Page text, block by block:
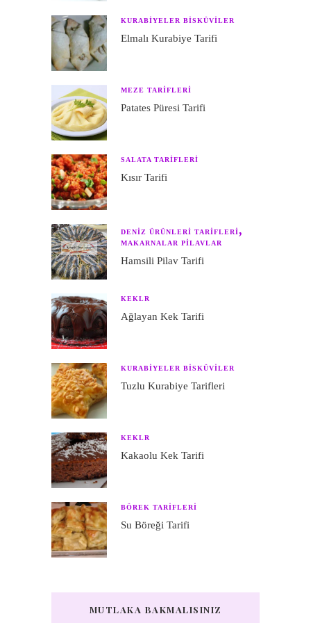
KURABIYELER BISKÜVILER
Elmalı Kurabiye Tarifi
MEZE TARIFLERI
Patates Püresi Tarifi
SALATA TARIFLERI
Kısır Tarifi
DENIZ ÜRÜNLERI TARIFLERI
MAKARNALAR PILAVLAR
Hamsili Pilav Tarifi
KEKLR
Ağlayan Kek Tarifi
KURABIYELER BISKÜVILER
Tuzlu Kurabiye Tarifleri
KEKLR
Kakaolu Kek Tarifi
BÖREK TARIFLERI
Su Böreği Tarifi
MUTLAKA BAKMALISINIZ